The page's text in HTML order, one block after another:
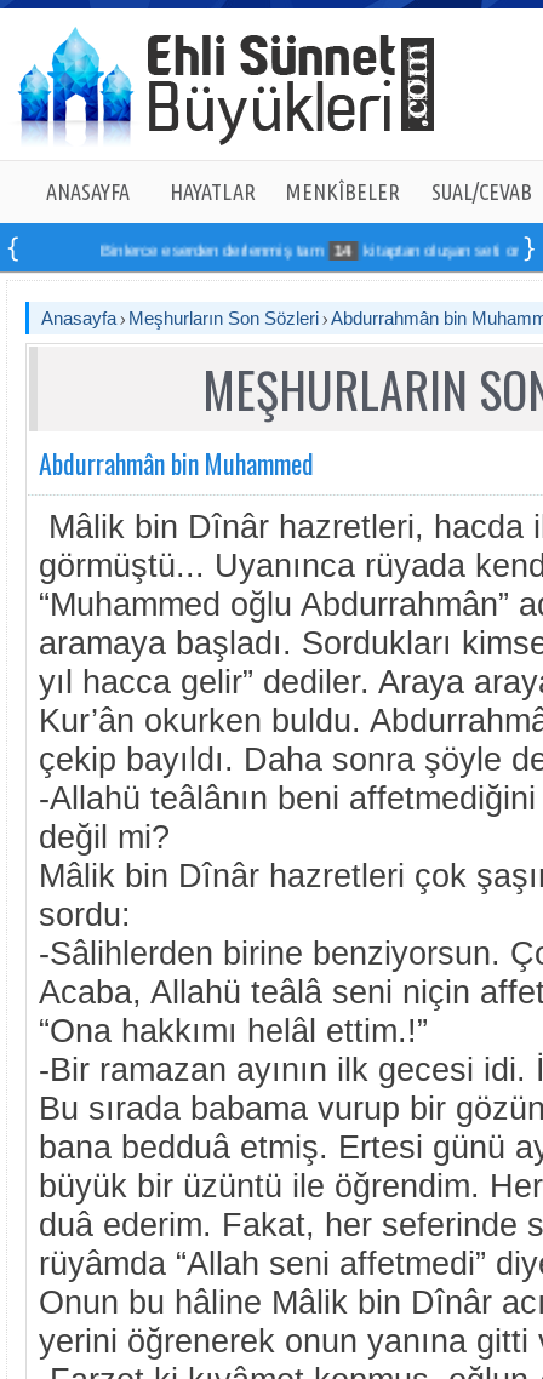
ANASAYFA HAYATLAR MENKÎBELER SUAL/CEVAB
Binlerce eserden derlenmiş tam 14 kitaptan oluşan seti online
Anasayfa Meşhurların Son Sözleri Abdurrahmân bin
MEŞHURLARIN
Abdurrahmân bin Muhammed
Mâlik bin Dînâr hazretleri, hacda
görmüştü... Uyanınca rüyada
“Muhammed oğlu Abdurrahmân”
aramaya başladı. Sordukları
yıl hacca gelir” dediler. Araya
Kur’ân okurken buldu.
çekip bayıldı. Daha sonra şöyle
-Allahü teâlânın beni
değil mi?
Mâlik bin Dînâr hazretleri çok
sordu:
-Sâlihlerden birine benziyorsun.
Acaba, Allahü teâlâ seni niçin
“Ona hakkımı helâl ettim.!”
-Bir ramazan ayının ilk gecesi
Bu sırada babama vurup bir
bana bedduâ etmiş. Ertesi günü
büyük bir üzüntü ile öğrendim.
duâ ederim. Fakat, her seferinde
rüyâmda “Allah seni affetmedi”
Onun bu hâline Mâlik bin Dînâr
yerini öğrenerek onun yanına